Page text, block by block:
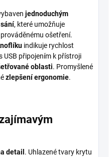
jednoduchým
, které umožňuje
ošetření.
indikuje rychlost
USB připojením k přístroji
oblasti. Promyšlené
zlepšení ergonomie.
detail . Uhlazené tvary krytu